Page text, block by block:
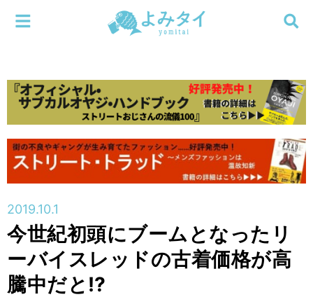
新着
連載
新刊
特集
編集部
検索する
メニューを閉じる
2019.10.1
今世紀初頭にブームとなったリ
ーバイスレッドの古着価格が高
騰中だと⁉️